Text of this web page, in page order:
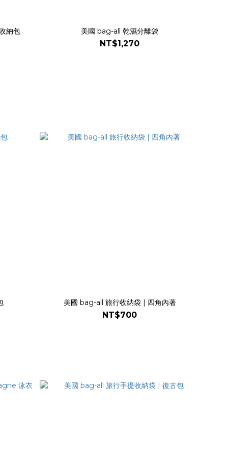
納包 美國 bag-all 乾濕分離袋
NT$1,270
美國 bag-all 旅行收納袋 | 四角內著
NT$700